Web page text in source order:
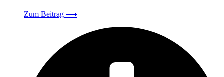
Zum Beitrag ⟶